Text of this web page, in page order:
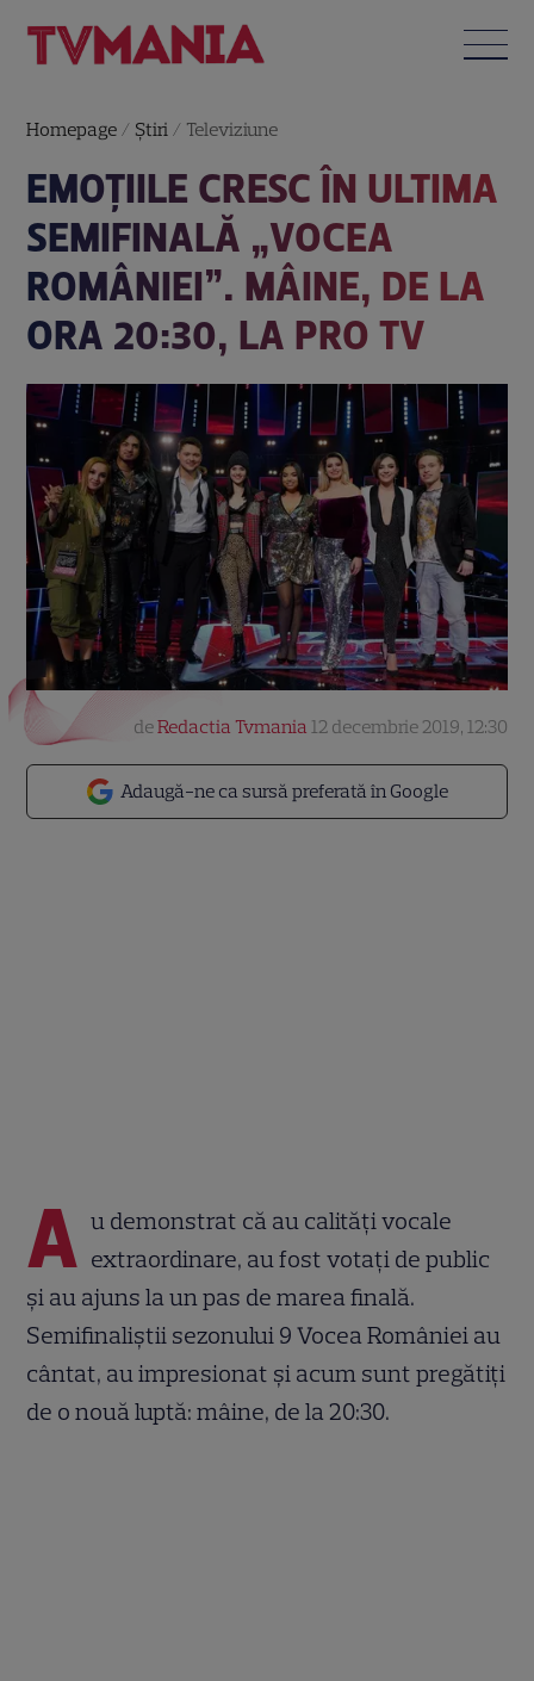
Homepage / Știri / Televiziune
EMOȚIILE CRESC ÎN ULTIMA
SEMIFINALĂ „VOCEA
ROMÂNIEI”. MÂINE, DE LA
ORA 20:30, LA PRO TV
Adaugă-ne ca sursă preferată în Google
deRedactia Tvmania 12 decembrie 2019, 12:30
A u demonstrat că au calități vocale
extraordinare, au fost votați de public
și au ajuns la un pas de marea finală.
Semifinaliștii sezonului 9 Vocea României au
cântat, au impresionat și acum sunt pregătiți
de o nouă luptă: mâine, de la 20:30.